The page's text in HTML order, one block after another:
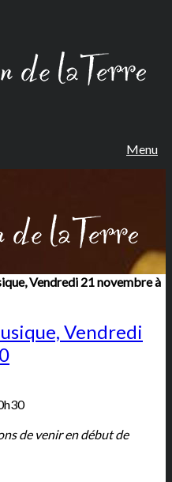
Menu
Vendredi 21 novembre à
Vendredi
de venir en début de